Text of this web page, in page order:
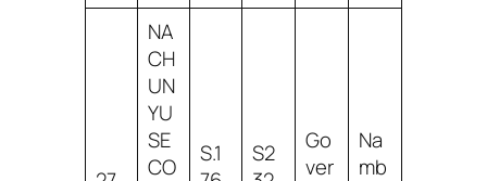
NA
CH
UN
YU
SE
CO
S.1
S2
Go
ver
Na
mb